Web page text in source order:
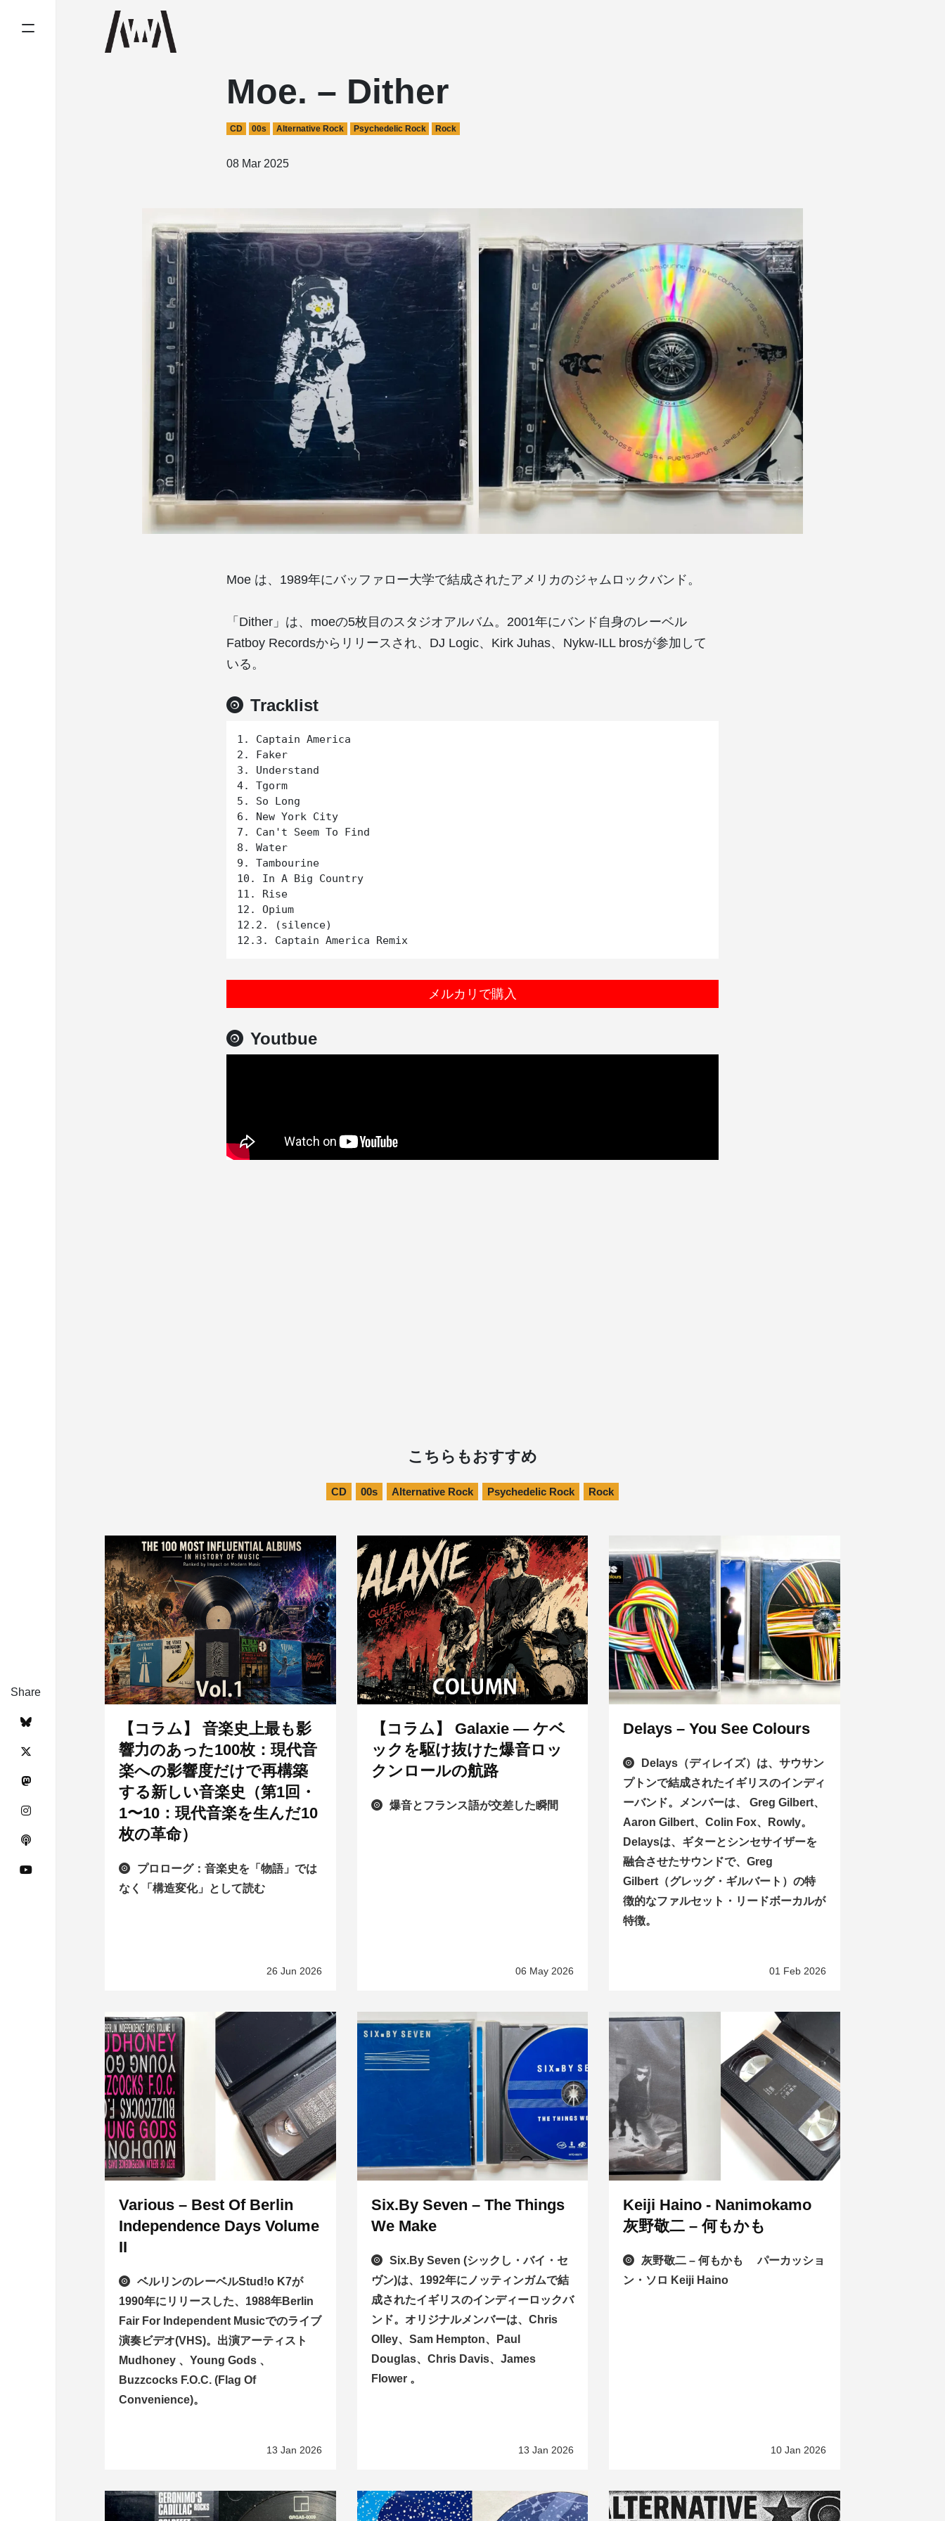
Moe. – Dither
CD 00s Alternative Rock Psychedelic Rock Rock
08 Mar 2025
Moe は、1989年にバッファロー大学で結成されたアメリカのジャムロックバンド。
「Dither」は、moeの5枚目のスタジオアルバム。2001年にバンド自身のレーベル
Fatboy Recordsからリリースされ、DJ Logic、Kirk Juhas、Nykw-ILL brosが参加して
いる。
Tracklist
1. Captain America
2. Faker
3. Understand
4. Tgorm
5. So Long
6. New York City
7. Can't Seem To Find
8. Water
9. Tambourine
10. In A Big Country
11. Rise
12. Opium
12.2. (silence)
メルカリで購入
Youtbue
Share
こちらもおすすめ
CD 00s Alternative Rock Psychedelic Rock Rock
【コラム】 音楽史上最も影
響力のあった100枚：現代音
楽への影響度だけで再構築
する新しい音楽史（第1回・
1〜10：現代音楽を生んだ10
枚の革命）
プロローグ：音楽史を「物語」では
なく「構造変化」として読む
26 Jun 2026
【コラム】 Galaxie ― ケベ
ックを駆け抜けた爆音ロッ
クンロールの航路
爆音とフランス語が交差した瞬間
06 May 2026
Delays – You See Colours
Delays（ディレイズ）は、サウサン
プトンで結成されたイギリスのインディ
ーバンド。メンバーは、 Greg Gilbert、
Aaron Gilbert、Colin Fox、Rowly。
Delaysは、ギターとシンセサイザーを
融合させたサウンドで、Greg
Gilbert（グレッグ・ギルバート）の特
徴的なファルセット・リードボーカルが
特徴。
01 Feb 2026
Various – Best Of Berlin
Independence Days Volume
II
ベルリンのレーベルStud!o K7が
1990年にリリースした、1988年Berlin
Fair For Independent Musicでのライブ
演奏ビデオ(VHS)。出演アーティスト
Mudhoney 、Young Gods 、
Buzzcocks F.O.C. (Flag Of
Convenience)。
13 Jan 2026
Six.By Seven – The Things
We Make
Six.By Seven (シックし・バイ・セ
ヴン)は、1992年にノッティンガムで結
成されたイギリスのインディーロックバ
ンド。オリジナルメンバーは、Chris
Olley、Sam Hempton、Paul
Douglas、Chris Davis、James
Flower 。
13 Jan 2026
Keiji Haino - Nanimokamo
灰野敬二 – 何もかも
灰野敬二 – 何もかも パーカッショ
ン・ソロ Keiji Haino
10 Jan 2026